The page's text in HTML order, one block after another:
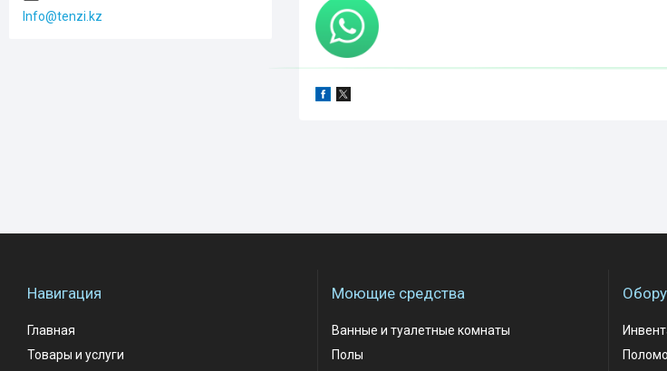
Info@tenzi.kz
Навигация
Главная
Товары и услуги
Моющие средства
Ванные и туалетные комнаты
Полы